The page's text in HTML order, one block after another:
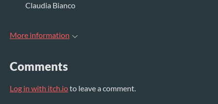
Claudia Bianco
More information
Comments
Log in with itch.ioto leave a comment.